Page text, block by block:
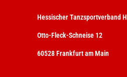
Hessischer Tanzsportverband
Otto-Fleck-Schneise 12
60528 Frankfurt am Main